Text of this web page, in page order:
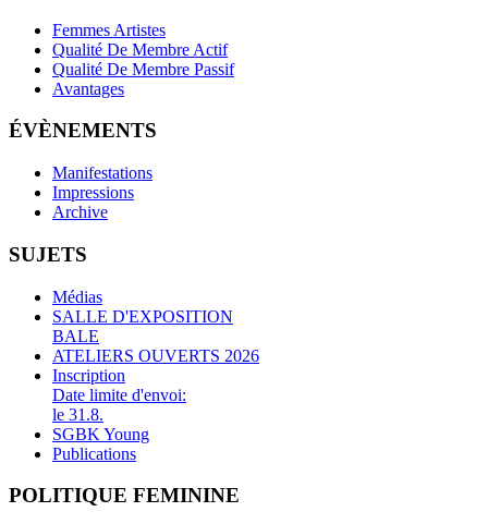
Femmes Artistes
Qualité De Membre Actif
Qualité De Membre Passif
Avantages
ÉVÈNEMENTS
Manifestations
Impressions
Archive
SUJETS
Médias
SALLE D'EXPOSITION
BALE
ATELIERS OUVERTS 2026
Inscription
Date limite d'envoi:
le 31.8.
SGBK Young
Publications
POLITIQUE FEMININE